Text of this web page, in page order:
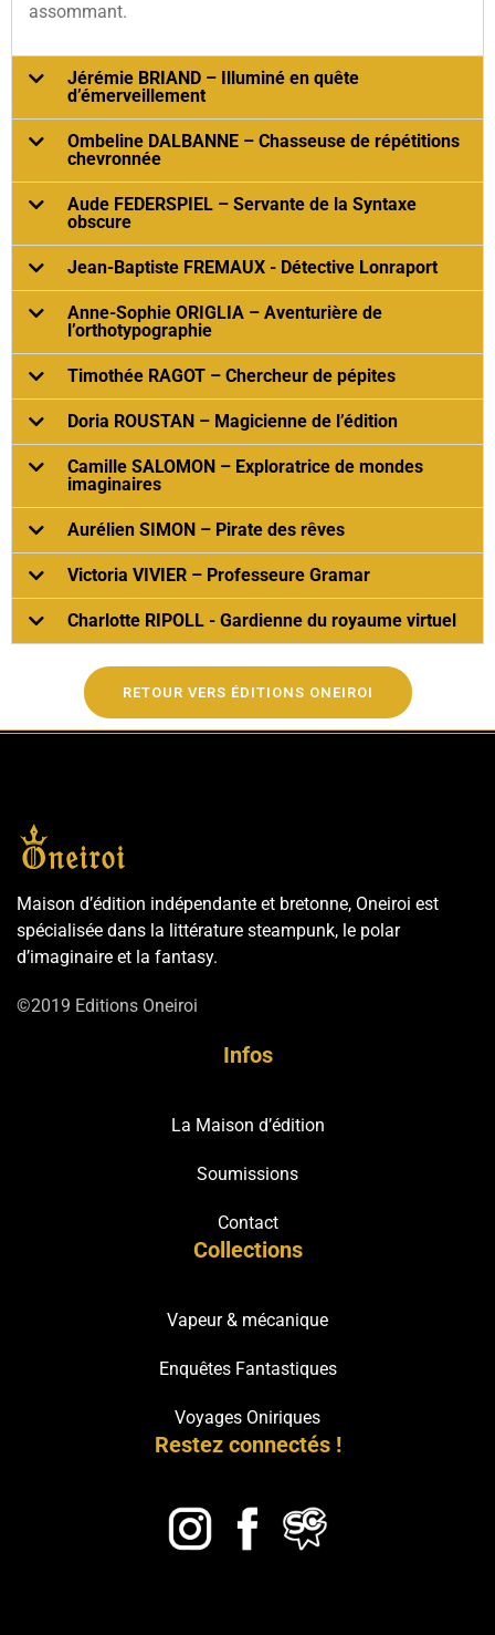
assommant.
Jérémie BRIAND – Illuminé en quête
d’émerveillement
Ombeline DALBANNE – Chasseuse de répétitions
chevronnée
Aude FEDERSPIEL – Servante de la Syntaxe
obscure
Jean-Baptiste FREMAUX - Détective Lonraport
Anne-Sophie ORIGLIA – Aventurière de
l’orthotypographie
Timothée RAGOT – Chercheur de pépites
Doria ROUSTAN – Magicienne de l’édition
Camille SALOMON – Exploratrice de mondes
imaginaires
Aurélien SIMON – Pirate des rêves
Victoria VIVIER – Professeure Gramar
Charlotte RIPOLL - Gardienne du royaume virtuel
RETOUR VERS ÉDITIONS ONEIROI
Maison d’édition indépendante et bretonne, Oneiroi est
spécialisée dans la littérature steampunk, le polar
d’imaginaire et la fantasy.
©2019 Editions Oneiroi
Infos
La Maison d’édition
Soumissions
Contact
Collections
Vapeur & mécanique
Enquêtes Fantastiques
Voyages Oniriques
Restez connectés !